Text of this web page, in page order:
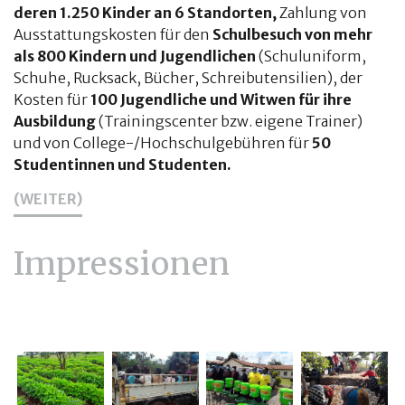
deren 1.250 Kinder an 6 Standorten, Zahlung von
Ausstattungskosten für den Schulbesuch von mehr
als 800 Kindern und Jugendlichen (Schuluniform,
Schuhe, Rucksack, Bücher, Schreibutensilien), der
Kosten für 100 Jugendliche und Witwen für ihre
Ausbildung(Trainingscenter bzw. eigene Trainer)
und von College-/Hochschulgebühren für 50
Studentinnen und Studenten.
(WEITER)
Impressionen